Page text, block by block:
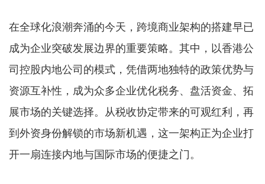
在全球化浪潮奔涌的今天，跨境商业架构的搭建早已
成为企业突破发展边界的重要策略。其中，以香港公
司控股内地公司的模式，凭借两地独特的政策优势与
资源互补性，成为众多企业优化税务、盘活资金、拓
展市场的关键选择。从税收协定带来的可观红利，再
到外资身份解锁的市场新机遇，这一架构正为企业打
开一扇连接内地与国际市场的便捷之门。